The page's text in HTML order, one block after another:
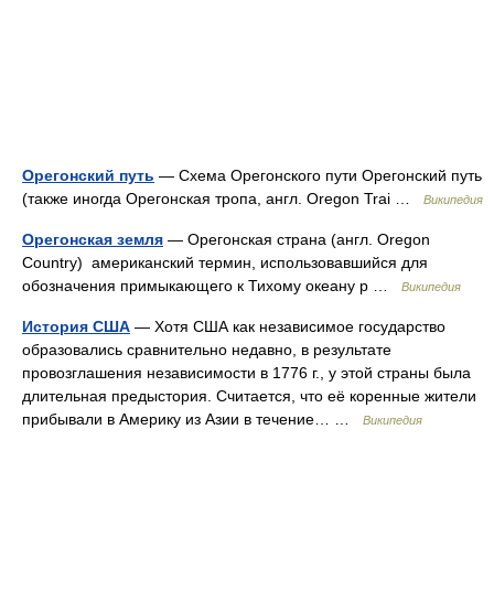
Орегонский путь — Схема Орегонского пути Орегонский путь
(также иногда Орегонская тропа, англ. Oregon Trai …
Википедия
Орегонская земля — Орегонская страна (англ. Oregon
Country) американский термин, использовавшийся для
обозначения примыкающего к Тихому океану р …
Википедия
История США — Хотя США как независимое государство
образовались сравнительно недавно, в результате
провозглашения независимости в 1776 г., у этой страны была
длительная предыстория. Считается, что её коренные жители
прибывали в Америку из Азии в течение… …
Википедия